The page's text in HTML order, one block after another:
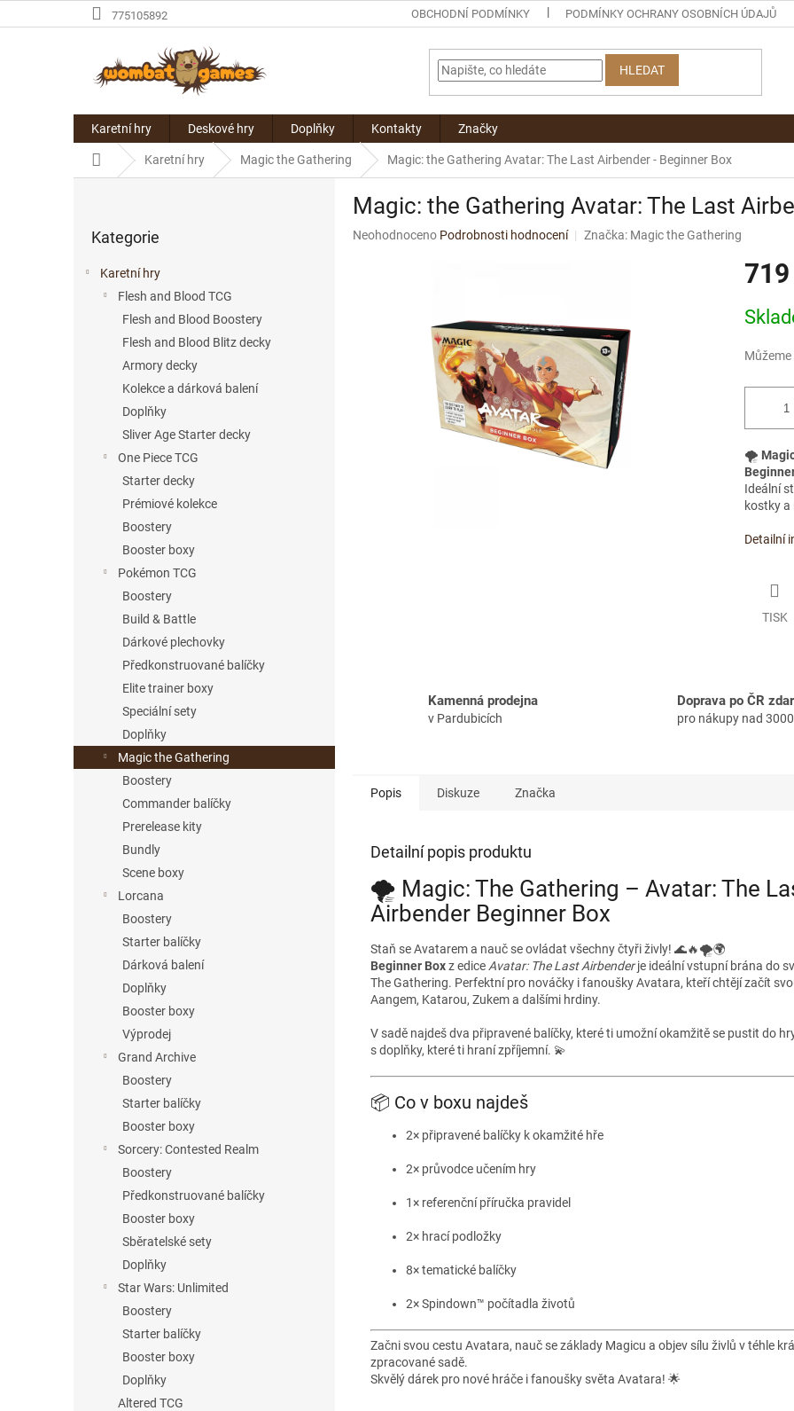
na
775105892 OBCHODNÍ PODMÍNKY PODMÍNKY OCHRANY OSOBNÍCH ÚDAJŮ
HLEDAT
Karetní hry Deskové hry Doplňky Kontakty Značky
Domů Karetní hry Magic the Gathering Magic: the Gathering Avatar: The Last Airbender - Beginner Box
kategorie
Kategorie
Karetní hry
Flesh and Blood TCG
Flesh and Blood Boostery
Flesh and Blood Blitz decky
Armory decky
Kolekce a dárková balení
Doplňky
Sliver Age Starter decky
One Piece TCG
Starter decky
Prémiové kolekce
Boostery
Booster boxy
Pokémon TCG
Boostery
Build & Battle
Dárkové plechovky
Předkonstruované balíčky
Elite trainer boxy
Speciální sety
Doplňky
Magic the Gathering
Boostery
Commander balíčky
Prerelease kity
Bundly
Scene boxy
Lorcana
Boostery
Starter balíčky
Dárková balení
Doplňky
Booster boxy
Výprodej
Grand Archive
Boostery
Starter balíčky
Booster boxy
Sorcery: Contested Realm
Boostery
Předkonstruované balíčky
Booster boxy
Sběratelské sety
Doplňky
Star Wars: Unlimited
Boostery
Starter balíčky
Booster boxy
Doplňky
Altered TCG
Magic: the Gathering Avatar: The Last
Průměrné
Neohodnoceno Podrobnosti hodnocení Značka: Magic the Gathering
cena:
🌪️
Ideální
kostky
Detailní
TISK
Kamenná prodejna
v Pardubicích
Doprava po ČR
pro nákupy nad
Popis Diskuze Značka
Detailní popis produktu
🌪️ Magic: The Gathering – Avatar: The
Airbender Beginner Box
Staň se Avatarem a nauč se ovládat všechny čtyři živly! 🌊🔥🌪️🌍
Beginner Boxz ediceAvatar: The Last Airbenderje ideální vstupní brána do
The Gathering. Perfektní pro nováčky i fanoušky Avatara, kteří chtějí začít
Aangem, Katarou, Zukem a dalšími hrdiny.
V sadě najdeš dva připravené balíčky, které ti umožní okamžitě se pustit do
s doplňky, které ti hraní zpříjemní. 💫
📦 Co v boxu najdeš
2× připravené balíčky k okamžité hře
2× průvodce učením hry
1× referenční příručka pravidel
2× hrací podložky
8× tematické balíčky
2× Spindown™ počítadla životů
Začni svou cestu Avatara, nauč se základy Magicu a objev sílu živlů v téhle
zpracované sadě.
Skvělý dárek pro nové hráče i fanoušky světa Avatara! 🌟